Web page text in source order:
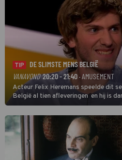
TIP
DE SLIMSTE MENS BELGIË
VANAVOND 20:20 - 21:40· AMUSEMENT
Acteur Felix Heremans speelde dit
België al tien afleveringen en hij is
deze seizoensfinale. En er is
Soundos El Ahmadi neemt plaats